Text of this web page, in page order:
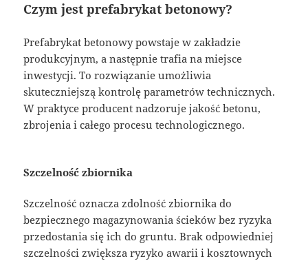
Czym jest prefabrykat betonowy?
Prefabrykat betonowy powstaje w zakładzie
produkcyjnym, a następnie trafia na miejsce
inwestycji. To rozwiązanie umożliwia
skuteczniejszą kontrolę parametrów technicznych.
W praktyce producent nadzoruje jakość betonu,
zbrojenia i całego procesu technologicznego.
Szczelność zbiornika
Szczelność oznacza zdolność zbiornika do
bezpiecznego magazynowania ścieków bez ryzyka
przedostania się ich do gruntu. Brak odpowiedniej
szczelności zwiększa ryzyko awarii i kosztownych